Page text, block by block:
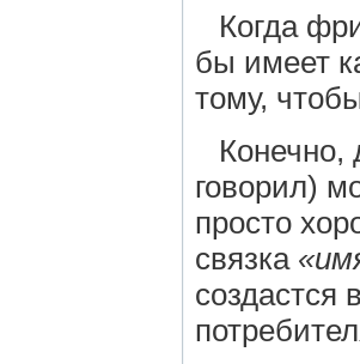
Когда
бы имеет
тому,
Конечно,
говорил)
просто
связка
создастся